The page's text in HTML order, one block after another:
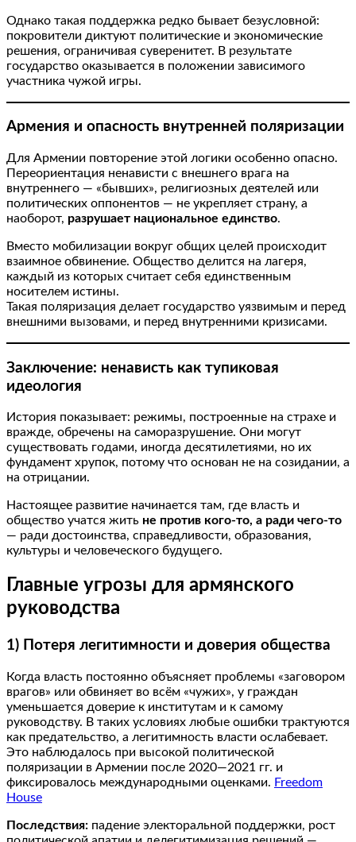
Однако такая поддержка редко бывает безусловной:
покровители диктуют политические и экономические
решения, ограничивая суверенитет. В результате
государство оказывается в положении зависимого
участника чужой игры.
Армения и опасность внутренней поляризации
Для Армении повторение этой логики особенно опасно.
Переориентация ненависти с внешнего врага на
внутреннего — «бывших», религиозных деятелей или
политических оппонентов — не укрепляет страну, а
наоборот, разрушает национальное единство.
Вместо мобилизации вокруг общих целей происходит
взаимное обвинение. Общество делится на лагеря,
каждый из которых считает себя единственным
носителем истины.
Такая поляризация делает государство уязвимым и перед
внешними вызовами, и перед внутренними кризисами.
Заключение: ненависть как тупиковая
идеология
История показывает: режимы, построенные на страхе и
вражде, обречены на саморазрушение. Они могут
существовать годами, иногда десятилетиями, но их
фундамент хрупок, потому что основан не на созидании, а
на отрицании.
Настоящее развитие начинается там, где власть и
общество учатся жить не против кого-то, а ради чего-то
— ради достоинства, справедливости, образования,
культуры и человеческого будущего.
Главные угрозы для армянского
руководства
1) Потеря легитимности и доверия общества
Когда власть постоянно объясняет проблемы «заговором
врагов» или обвиняет во всём «чужих», у граждан
уменьшается доверие к институтам и к самому
руководству. В таких условиях любые ошибки трактуются
как предательство, а легитимность власти ослабевает.
Это наблюдалось при высокой политической
поляризации в Армении после 2020—2021 гг. и
фиксировалось международными оценками. Freedom
House
Последствия: падение электоральной поддержки, рост